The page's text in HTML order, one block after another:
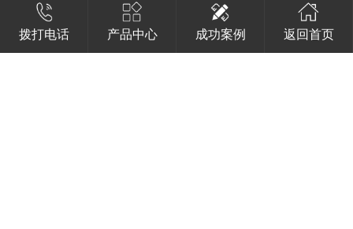
等)、可对多种品牌空压机维修保养，机器品牌包括：英格索兰、阿
特拉斯、寿力、日立、复盛、RC、意大利玛泰、康普艾、博莱特、
拨打电话 产品中心 成功案例 返回首页